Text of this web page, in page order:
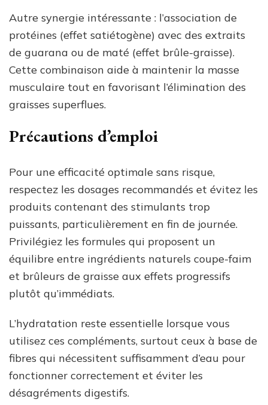
Autre synergie intéressante : l’association de
protéines (effet satiétogène) avec des extraits
de guarana ou de maté (effet brûle-graisse).
Cette combinaison aide à maintenir la masse
musculaire tout en favorisant l’élimination des
graisses superflues.
Précautions d’emploi
Pour une efficacité optimale sans risque,
respectez les dosages recommandés et évitez les
produits contenant des stimulants trop
puissants, particulièrement en fin de journée.
Privilégiez les formules qui proposent un
équilibre entre ingrédients naturels coupe-faim
et brûleurs de graisse aux effets progressifs
plutôt qu’immédiats.
L’hydratation reste essentielle lorsque vous
utilisez ces compléments, surtout ceux à base de
fibres qui nécessitent suffisamment d’eau pour
fonctionner correctement et éviter les
désagréments digestifs.